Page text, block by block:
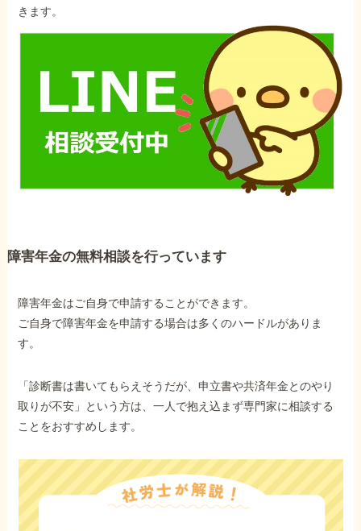
サイトマップ
で受給相談をする
他社と何が違うの？
お電話でのお問い合わせ
089-907-3797
きます。
障害年金の無料相談を行っています
障害年金はご自身で申請することができます。
ご自身で障害年金を申請する場合は多くのハードルがありま
す。
「診断書は書いてもらえそうだが、申立書や共済年金とのやり
取りが不安」という方は、一人で抱え込まず専門家に相談する
ことをおすすめします。